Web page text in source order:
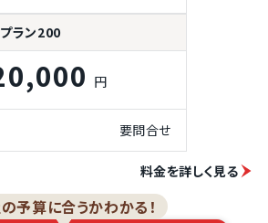
プラン200
円
要問合せ
料金を詳しく見る
予算に合うかわかる！